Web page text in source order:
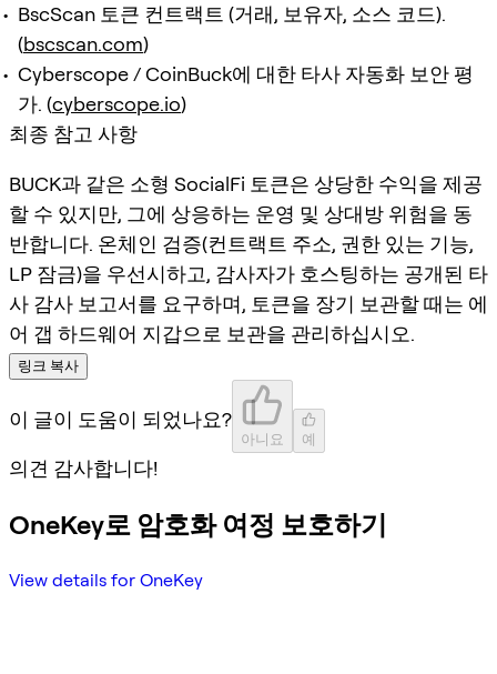
BscScan 토큰 컨트랙트 (거래, 보유자, 소스 코드).
(bscscan.com)
Cyberscope / CoinBuck에 대한 타사 자동화 보안 평
가. (cyberscope.io)
최종 참고 사항
BUCK과 같은 소형 SocialFi 토큰은 상당한 수익을 제공
할 수 있지만, 그에 상응하는 운영 및 상대방 위험을 동
반합니다. 온체인 검증(컨트랙트 주소, 권한 있는 기능,
LP 잠금)을 우선시하고, 감사자가 호스팅하는 공개된 타
사 감사 보고서를 요구하며, 토큰을 장기 보관할 때는 에
어 갭 하드웨어 지갑으로 보관을 관리하십시오.
링크 복사
이 글이 도움이 되었나요?
아니요 예
의견 감사합니다!
OneKey로 암호화 여정 보호하기
View details for OneKey